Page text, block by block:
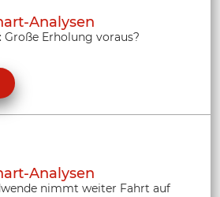
Analysen
Große Erholung voraus?
Analysen
nimmt weiter Fahrt auf